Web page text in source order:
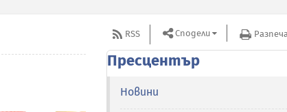
RSS Сподели
Пресцентър
Новини